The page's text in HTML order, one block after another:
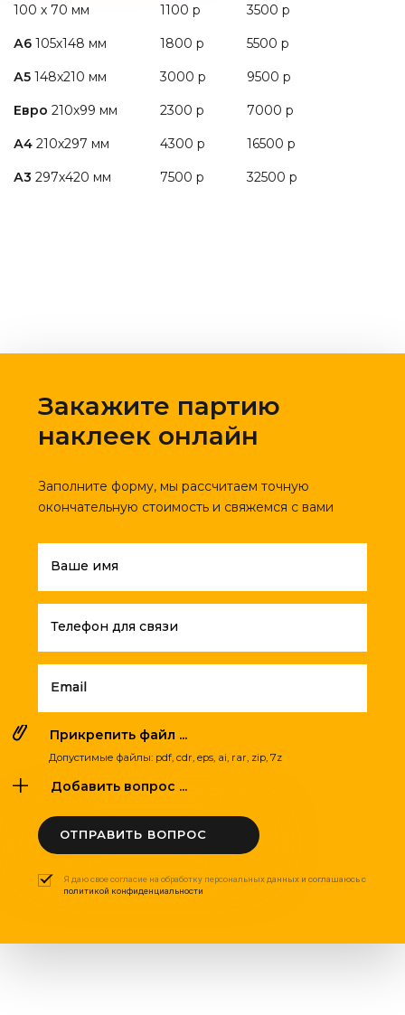
100 х 70 мм
А6 105х148 мм
А5 148х210 мм
Евро 210х99 мм
А4 210х297 мм
А3 297х420 мм
1100 р
1800 р
3000 р
2300 р
4300 р
7500 р
3500 р
5500 р
9500 р
7000 р
16500 р
32500 р
Закажите партию
наклеек онлайн
Заполните форму, мы рассчитаем точную
окончательную стоимость и свяжемся с вами
Ваше имя
Телефон для связи
Email
Прикрепить файл ...
Допустимые файлы: pdf, cdr, eps, ai, rar, zip, 7z
Добавить вопрос ...
ОТПРАВИТЬ ВОПРОС
Я даю свое согласие на обработку персональных данных и соглашаюсь с
политикой конфиденциальности